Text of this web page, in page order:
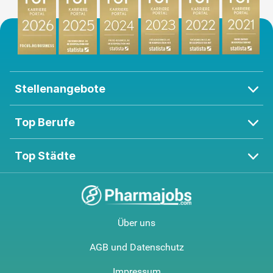
Stellenangebote
Top Berufe
Top Städte
Über uns
AGB und Datenschutz